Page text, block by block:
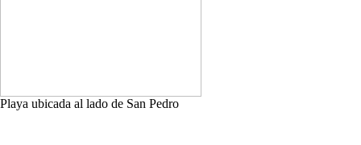
Playa ubicada al lado de San Pedro